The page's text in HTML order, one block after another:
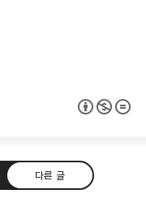
다른 글